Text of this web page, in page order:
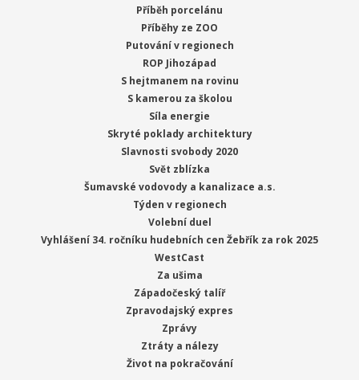
Příběh porcelánu
Příběhy ze ZOO
Putování v regionech
ROP Jihozápad
S hejtmanem na rovinu
S kamerou za školou
Síla energie
Skryté poklady architektury
Slavnosti svobody 2020
Svět zblízka
Šumavské vodovody a kanalizace a.s.
Týden v regionech
Volební duel
Vyhlášení 34. ročníku hudebních cen Žebřík za rok 2025
WestCast
Za ušima
Západočeský talíř
Zpravodajský expres
Zprávy
Ztráty a nálezy
Život na pokračování